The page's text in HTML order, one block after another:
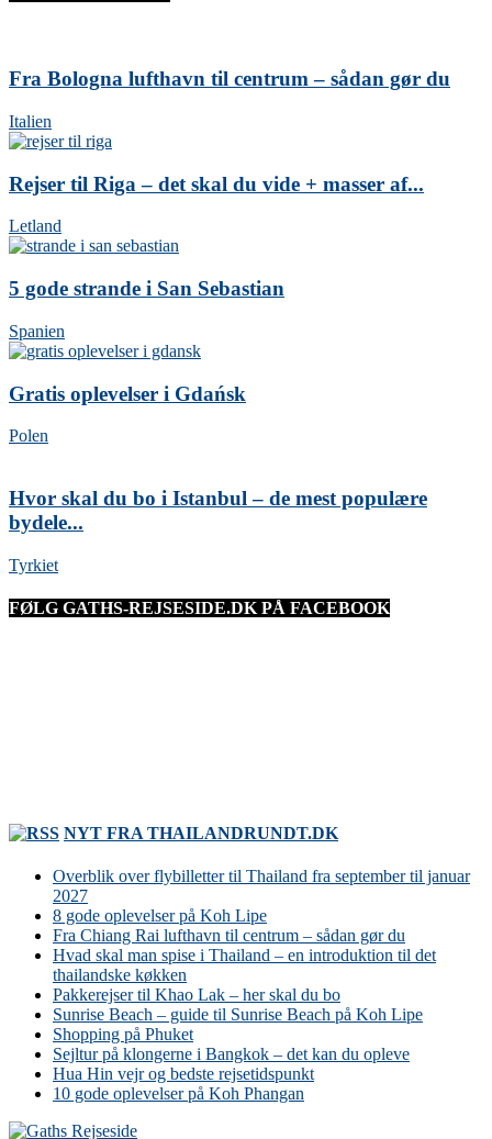
Fra Bologna lufthavn til centrum – sådan gør du
Italien
Rejser til Riga – det skal du vide + masser af...
Letland
5 gode strande i San Sebastian
Spanien
Gratis oplevelser i Gdańsk
Polen
Hvor skal du bo i Istanbul – de mest populære
bydele...
Tyrkiet
FØLG GATHS-REJSESIDE.DK PÅ FACEBOOK
NYT FRA THAILANDRUNDT.DK
Overblik over flybilletter til Thailand fra september til januar
2027
8 gode oplevelser på Koh Lipe
Fra Chiang Rai lufthavn til centrum – sådan gør du
Hvad skal man spise i Thailand – en introduktion til det
thailandske køkken
Pakkerejser til Khao Lak – her skal du bo
Sunrise Beach – guide til Sunrise Beach på Koh Lipe
Shopping på Phuket
Sejltur på klongerne i Bangkok – det kan du opleve
Hua Hin vejr og bedste rejsetidspunkt
10 gode oplevelser på Koh Phangan